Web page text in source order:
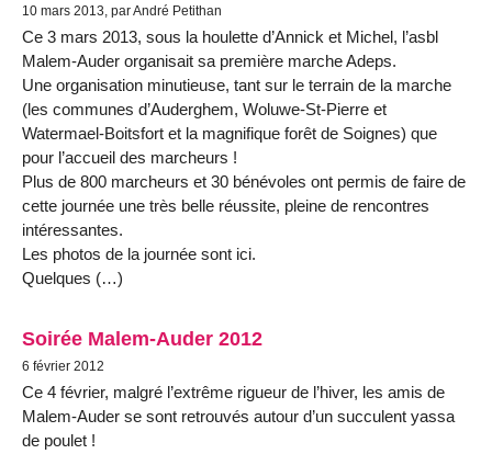
10 mars 2013, par André Petithan
Ce 3 mars 2013, sous la houlette d’Annick et Michel, l’asbl
Malem-Auder organisait sa première marche Adeps.
Une organisation minutieuse, tant sur le terrain de la marche
(les communes d’Auderghem, Woluwe-St-Pierre et
Watermael-Boitsfort et la magnifique forêt de Soignes) que
pour l’accueil des marcheurs !
Plus de 800 marcheurs et 30 bénévoles ont permis de faire de
cette journée une très belle réussite, pleine de rencontres
intéressantes.
Les photos de la journée sont ici.
Quelques (…)
Soirée Malem-Auder 2012
6 février 2012
Ce 4 février, malgré l’extrême rigueur de l’hiver, les amis de
Malem-Auder se sont retrouvés autour d’un succulent yassa
de poulet !